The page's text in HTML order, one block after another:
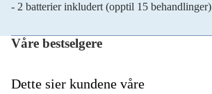
- 2 batterier inkludert (opptil 15 behandlinger)
Våre bestselgere
Dette sier kundene våre